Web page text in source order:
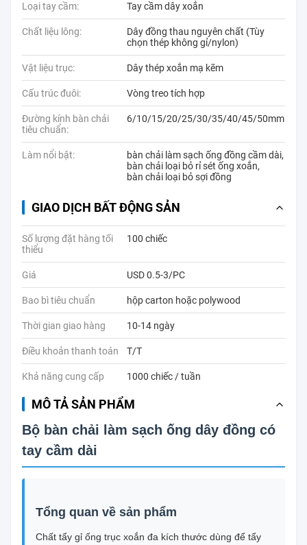
Loại tay cầm: Tay cầm dây xoắn
Chất liệu lông:
Dây đồng thau nguyên chất (Tùy
chọn thép không gỉ/nylon)
Vật liệu trục: Dây thép xoắn mạ kẽm
Cấu trúc đuôi: Vòng treo tích hợp
Đường kính bàn chải
tiêu chuẩn:
6/10/15/20/25/30/35/40/45/50mm
Làm nổi bật: bàn chải làm sạch ống đồng cầm dài,
bàn chải loại bỏ rỉ sét ống xoắn,
bàn chải loại bỏ sợi đồng
GIAO DỊCH BẤT ĐỘNG SẢN
Số lượng đặt hàng tối
thiểu
100 chiếc
Giá USD 0.5-3/PC
Bao bì tiêu chuẩn hộp carton hoặc polywood
Thời gian giao hàng 10-14 ngày
Điều khoản thanh toán T/T
Khả năng cung cấp 1000 chiếc / tuần
MÔ TẢ SẢN PHẨM
Bộ bàn chải làm sạch ống dây đồng có
tay cầm dài
Tổng quan về sản phẩm
Chất tẩy gỉ ống trục xoắn đa kích thước dùng để tẩy